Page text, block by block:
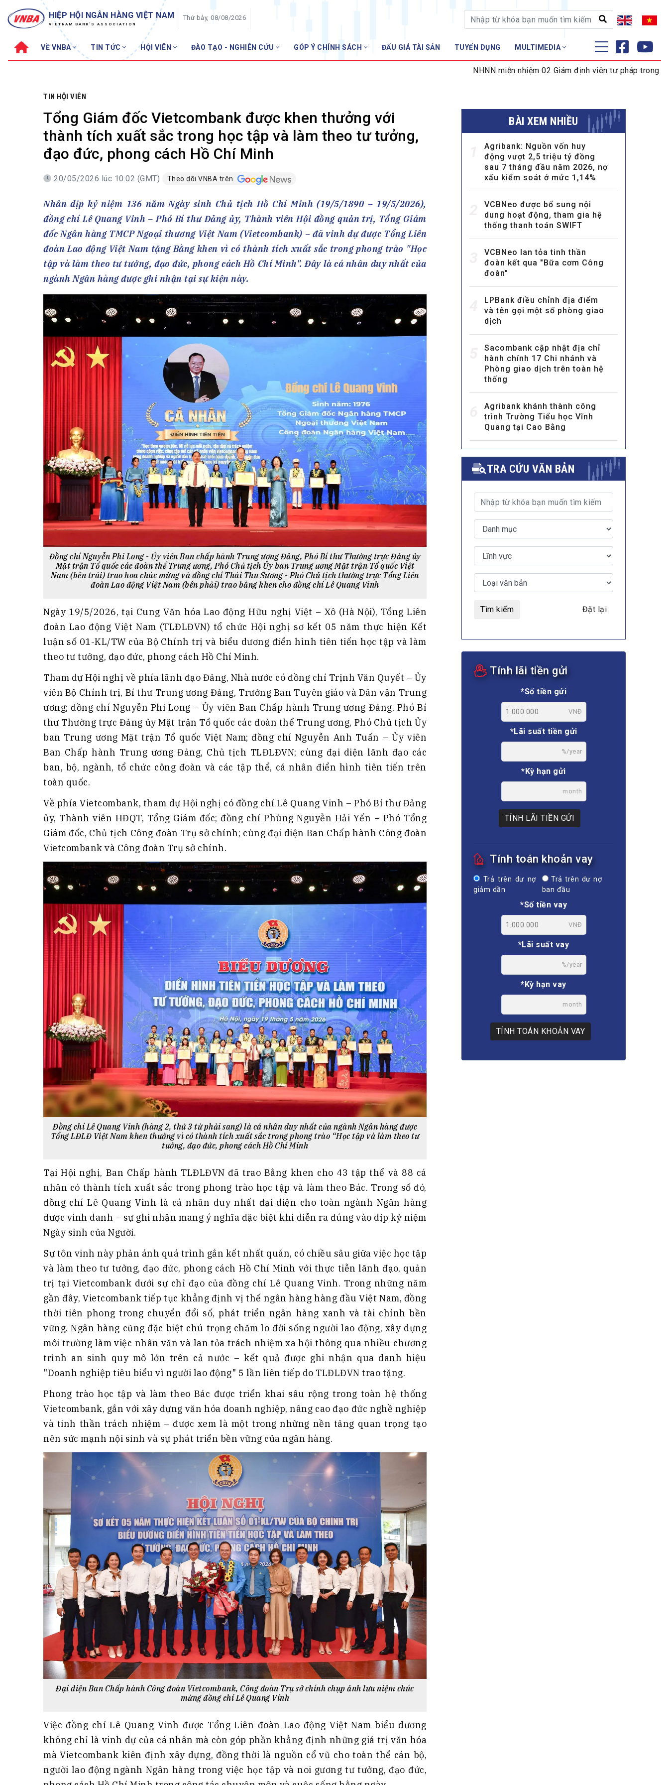
HIỆP HỘI NGÂN HÀNG VIỆT NAM
VIETNAM BANK'S ASSOCIATION
Thứ bảy, 08/08/2026
VỀ VNBA TIN TỨC HỘI VIÊN ĐÀO TẠO - NGHIÊN CỨU GÓP Ý CHÍNH SÁCH ĐẤU GIÁ TÀI SẢN TUYỂN DỤNG MULTIMEDIA
Sơ đồ tổ chức
Hội đồng Hiệp hội
Thường trực Hiệp hội
Cơ quan Thường trực
Lịch sử phát triển
Thành tích – Giải thưởng
Bộ Chuẩn mực Đạo đức nghề nghiệp
30 năm VNBA
Bản tin Tuần VNBA
Tin Hội viên
Tin ngành ngân hàng
Topic nổi bật
Fintech
Tài chính Tiêu dùng
Đấu giá tài sản
Thanh toán –Thẻ
Nhà quản trị
ĐÀO TẠO - NGHIÊN CỨU
GÓP Ý CHÍNH SÁCH
Tư vấn – Hỏi đáp
Tra cứu văn bản
ĐẤU GIÁ TÀI SẢN TUYỂN DỤNG
MULTIMEDIA
E-magazines
Photos
NHNN miễn nhiệm 02 Giám định viên tư pháp trong lĩnh vực tiền
TIN HỘI VIÊN
Tổng Giám đốc Vietcombank được khen thưởng với
thành tích xuất sắc trong học tập và làm theo tư tưởng,
đạo đức, phong cách Hồ Chí Minh
20/05/2026 lúc 10:02 (GMT) Theo dõi VNBA trên
Nhân dịp kỷ niệm 136 năm Ngày sinh Chủ tịch Hồ Chí Minh (19/5/1890 – 19/5/2026),
đồng chí Lê Quang Vinh – Phó Bí thư Đảng ủy, Thành viên Hội đồng quản trị, Tổng Giám
đốc Ngân hàng TMCP Ngoại thương Việt Nam (Vietcombank) – đã vinh dự được Tổng Liên
đoàn Lao động Việt Nam tặng Bằng khen vì có thành tích xuất sắc trong phong trào "Học
tập và làm theo tư tưởng, đạo đức, phong cách Hồ Chí Minh". Đây là cá nhân duy nhất của
ngành Ngân hàng được ghi nhận tại sự kiện này.
Đồng chí Nguyễn Phi Long - Ủy viên Ban chấp hành Trung ương Đảng, Phó Bí thư Thường trực Đảng ủy
Mặt trận Tổ quốc các đoàn thể Trung ương, Phó Chủ tịch Ủy ban Trung ương Mặt trận Tổ quốc Việt
Nam (bên trái) trao hoa chúc mừng và đồng chí Thái Thu Sương - Phó Chủ tịch thường trực Tổng Liên
đoàn Lao động Việt Nam (bên phải) trao bằng khen cho đồng chí Lê Quang Vinh
Ngày 19/5/2026, tại Cung Văn hóa Lao động Hữu nghị Việt – Xô (Hà Nội), Tổng Liên
đoàn Lao động Việt Nam (TLĐLĐVN) tổ chức Hội nghị sơ kết 05 năm thực hiện Kết
luận số 01-KL/TW của Bộ Chính trị và biểu dương điển hình tiên tiến học tập và làm
theo tư tưởng, đạo đức, phong cách Hồ Chí Minh.
Tham dự Hội nghị về phía lãnh đạo Đảng, Nhà nước có đồng chí Trịnh Văn Quyết – Ủy
viên Bộ Chính trị, Bí thư Trung ương Đảng, Trưởng Ban Tuyên giáo và Dân vận Trung
ương; đồng chí Nguyễn Phi Long – Ủy viên Ban Chấp hành Trung ương Đảng, Phó Bí
thư Thường trực Đảng ủy Mặt trận Tổ quốc các đoàn thể Trung ương, Phó Chủ tịch Ủy
ban Trung ương Mặt trận Tổ quốc Việt Nam; đồng chí Nguyễn Anh Tuấn – Ủy viên
Ban Chấp hành Trung ương Đảng, Chủ tịch TLĐLĐVN; cùng đại diện lãnh đạo các
ban, bộ, ngành, tổ chức công đoàn và các tập thể, cá nhân điển hình tiên tiến trên
toàn quốc.
Về phía Vietcombank, tham dự Hội nghị có đồng chí Lê Quang Vinh – Phó Bí thư Đảng
ủy, Thành viên HĐQT, Tổng Giám đốc; đồng chí Phùng Nguyễn Hải Yến – Phó Tổng
Giám đốc, Chủ tịch Công đoàn Trụ sở chính; cùng đại diện Ban Chấp hành Công đoàn
Vietcombank và Công đoàn Trụ sở chính.
Đồng chí Lê Quang Vinh (hàng 2, thứ 3 từ phải sang) là cá nhân duy nhất của ngành Ngân hàng được
Tổng LĐLĐ Việt Nam khen thưởng vì có thành tích xuất sắc trong phong trào “Học tập và làm theo tư
tưởng, đạo đức, phong cách Hồ Chí Minh
Tại Hội nghị, Ban Chấp hành TLĐLĐVN đã trao Bằng khen cho 43 tập thể và 88 cá
nhân có thành tích xuất sắc trong phong trào học tập và làm theo Bác. Trong số đó,
đồng chí Lê Quang Vinh là cá nhân duy nhất đại diện cho toàn ngành Ngân hàng
được vinh danh – sự ghi nhận mang ý nghĩa đặc biệt khi diễn ra đúng vào dịp kỷ niệm
Ngày sinh của Người.
Sự tôn vinh này phản ánh quá trình gắn kết nhất quán, có chiều sâu giữa việc học tập
và làm theo tư tưởng, đạo đức, phong cách Hồ Chí Minh với thực tiễn lãnh đạo, quản
trị tại Vietcombank dưới sự chỉ đạo của đồng chí Lê Quang Vinh. Trong những năm
gần đây, Vietcombank tiếp tục khẳng định vị thế ngân hàng hàng đầu Việt Nam, đồng
thời tiên phong trong chuyển đổi số, phát triển ngân hàng xanh và tài chính bền
vững. Ngân hàng cũng đặc biệt chú trọng chăm lo đời sống người lao động, xây dựng
môi trường làm việc nhân văn và lan tỏa trách nhiệm xã hội thông qua nhiều chương
trình an sinh quy mô lớn trên cả nước – kết quả được ghi nhận qua danh hiệu
"Doanh nghiệp tiêu biểu vì người lao động" 5 lần liên tiếp do TLĐLĐVN trao tặng.
Phong trào học tập và làm theo Bác được triển khai sâu rộng trong toàn hệ thống
Vietcombank, gắn với xây dựng văn hóa doanh nghiệp, nâng cao đạo đức nghề nghiệp
và tinh thần trách nhiệm – được xem là một trong những nền tảng quan trọng tạo
nên sức mạnh nội sinh và sự phát triển bền vững của ngân hàng.
Đại diện Ban Chấp hành Công đoàn Vietcombank, Công đoàn Trụ sở chính chụp ảnh lưu niệm chúc
mừng đồng chí Lê Quang Vinh
Việc đồng chí Lê Quang Vinh được Tổng Liên đoàn Lao động Việt Nam biểu dương
không chỉ là vinh dự của cá nhân mà còn góp phần khẳng định những giá trị văn hóa
mà Vietcombank kiên định xây dựng, đồng thời là nguồn cổ vũ cho toàn thể cán bộ,
người lao động ngành Ngân hàng trong việc học tập và noi gương tư tưởng, đạo đức,
BÀI XEM NHIỀU
Agribank: Nguồn vốn huy
động vượt 2,5 triệu tỷ đồng
sau 7 tháng đầu năm 2026, nợ
xấu kiểm soát ở mức 1,14%
VCBNeo được bổ sung nội
dung hoạt động, tham gia hệ
thống thanh toán SWIFT
VCBNeo lan tỏa tinh thần
đoàn kết qua "Bữa cơm Công
đoàn"
LPBank điều chỉnh địa điểm
và tên gọi một số phòng giao
dịch
Sacombank cập nhật địa chỉ
hành chính 17 Chi nhánh và
Phòng giao dịch trên toàn hệ
thống
Agribank khánh thành công
trình Trường Tiểu học Vĩnh
Quang tại Cao Bằng
TRA CỨU VĂN BẢN
Tìm kiếm Đặt lại
Tính lãi tiền gửi
*Số tiền gửi
VNĐ
*Lãi suất tiền gửi
%/year
*Kỳ hạn gửi
month
TÍNH LÃI TIỀN GỬI
Tính toán khoản vay
Trả trên dư nợ
giảm dần
Trả trên dư nợ
ban đầu
*Số tiền vay
VNĐ
*Lãi suất vay
%/year
*Kỳ hạn vay
month
TÍNH TOÁN KHOẢN VAY